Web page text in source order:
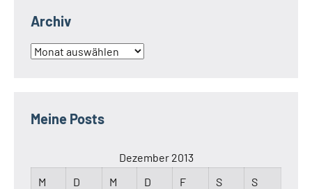
Archiv
Archiv
Meine Posts
Dezember 2013
M
D M D F S S